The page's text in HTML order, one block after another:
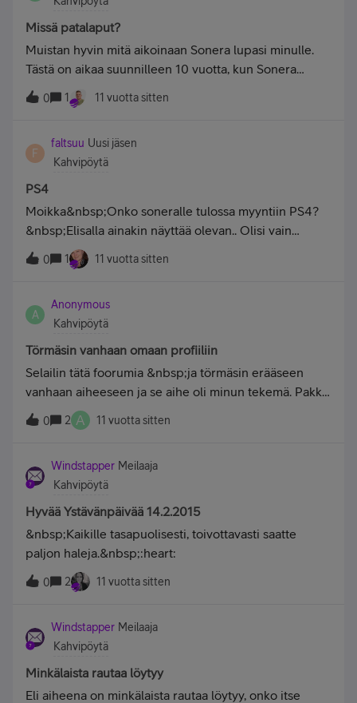
Missä patalaput?
Muistan hyvin mitä aikoinaan Sonera lupasi minulle.
Tästä on aikaa suunnilleen 10 vuotta, kun Sonera
kertoi minulle, että he lahjoittaa minulle patalaput,
mutta koskaan ei postilaatikkoon tulleet. Ihmettelin
lupaavat. Olen kyllä saanut Soneralta pelikortit,
uimalompakko ja rantapallo. Vieläkö Sonera lahjoittaa
asiakkailleen lahjoja?
0 1 11 vuotta sitten
F
faltsuu Uusi jäsen
Kahvipöytä
PS4
Moikka&nbsp;Onko soneralle tulossa myyntiin PS4?
&nbsp;Elisalla ainakin näyttää olevan.. Olisi vain
kätevämpi tilata soneralta kun on jo asiakas että ei
monesta firmasta laskuja tulisi
0 1 11 vuotta sitten
A
Anonymous
Kahvipöytä
Törmäsin vanhaan omaan profiiliin
Selailin tätä foorumia &nbsp;ja törmäsin erääseen
vanhaan aiheeseen ja se aihe oli minun tekemä. Pakko
oli klikkaa onko se profiili kuollut, mutta kyllä se
näköjään elossa on vielä. Tosin en sillä aiemmin
uuden.&nbsp;Seppänä se vanha nimimerkki on ja
avatarkin on vaihtunut. En kaipaa enää sitä
nimimerkkiä, kun se oli jo muutaman vuoden käytössä.
0 2 A 11 vuotta sitten
Windstapper Meilaaja
Kahvipöytä
Hyvää Ystävänpäivää 14.2.2015
&nbsp;Kaikille tasapuolisesti, toivottavasti saatte
paljon haleja.&nbsp;:heart:
0 2 11 vuotta sitten
Windstapper Meilaaja
Kahvipöytä
Minkälaista rautaa löytyy
Eli aiheena on minkälaista rautaa löytyy, onko itse